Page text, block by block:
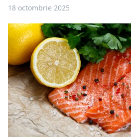
18 octombrie 2025